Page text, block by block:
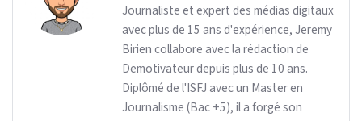
Journaliste et expert des médias digitaux
avec plus de 15 ans d'expérience, Jeremy
Birien collabore avec la rédaction de
Demotivateur depuis plus de 10 ans.
Diplômé de l'ISFJ avec un Master en
Journalisme (Bac +5), il a forgé son